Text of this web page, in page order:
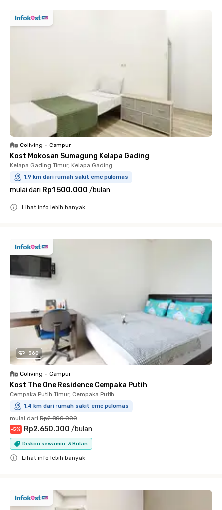
Coliving • Campur
Kost Mokosan Sumagung Kelapa Gading
Kelapa Gading Timur, Kelapa Gading
1.9 km dari rumah sakit emc pulomas
mulai dari Rp1.500.000 /bulan
Lihat info lebih banyak
360
Coliving • Campur
Kost The One Residence Cempaka Putih
Cempaka Putih Timur, Cempaka Putih
1.4 km dari rumah sakit emc pulomas
mulai dari Rp2.800.000
-5% Rp2.650.000 /bulan
Diskon sewa min. 3 Bulan
Lihat info lebih banyak